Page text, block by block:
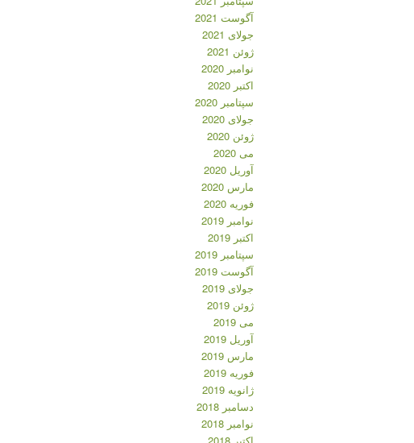
آگوست 2021
جولای 2021
ژوئن 2021
نوامبر 2020
اکتبر 2020
سپتامبر 2020
جولای 2020
ژوئن 2020
می 2020
آوریل 2020
مارس 2020
فوریه 2020
نوامبر 2019
اکتبر 2019
سپتامبر 2019
آگوست 2019
جولای 2019
ژوئن 2019
می 2019
آوریل 2019
مارس 2019
فوریه 2019
ژانویه 2019
دسامبر 2018
نوامبر 2018